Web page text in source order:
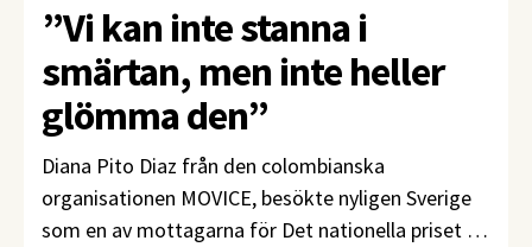
”Vi kan inte stanna i
smärtan, men inte heller
glömma den”
Diana Pito Diaz från den colombianska
organisationen MOVICE, besökte nyligen Sverige
som en av mottagarna för Det nationella priset till